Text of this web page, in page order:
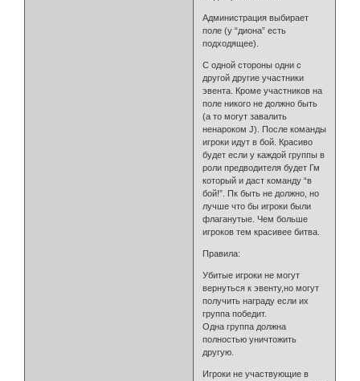
Администрация выбирает
поле (у “диона” есть
подходящее).
С одной стороны одни с
другой другие участники
эвента. Кроме участников на
поле никого не должно быть
(а то могут завалить
ненароком J). После команды
игроки идут в бой. Красиво
будет если у каждой группы в
роли предводителя будет Гм
который и даст команду “в
бой!”. Пк быть не должно, но
лучше что бы игроки были
флаганутые. Чем больше
игроков тем красивее битва.
Правила:
Убитые игроки не могут
вернуться к эвенту,но могут
получить награду если их
группа победит.
Одна группа должна
полностью уничтожить
другую.
Игроки не участвующие в